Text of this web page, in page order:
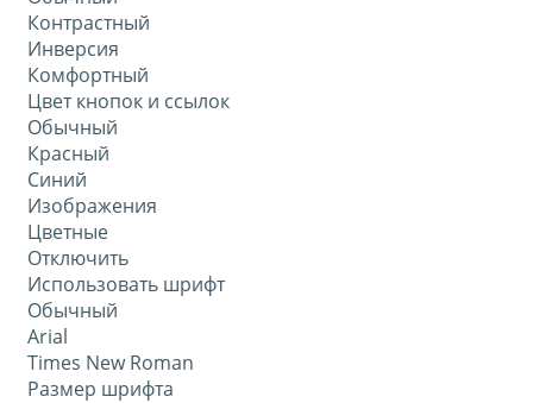
Контрастный
Инверсия
Комфортный
Цвет кнопок и ссылок
Обычный
Красный
Синий
Изображения
Цветные
Отключить
Использовать шрифт
Обычный
Arial
Times New Roman
Размер шрифта